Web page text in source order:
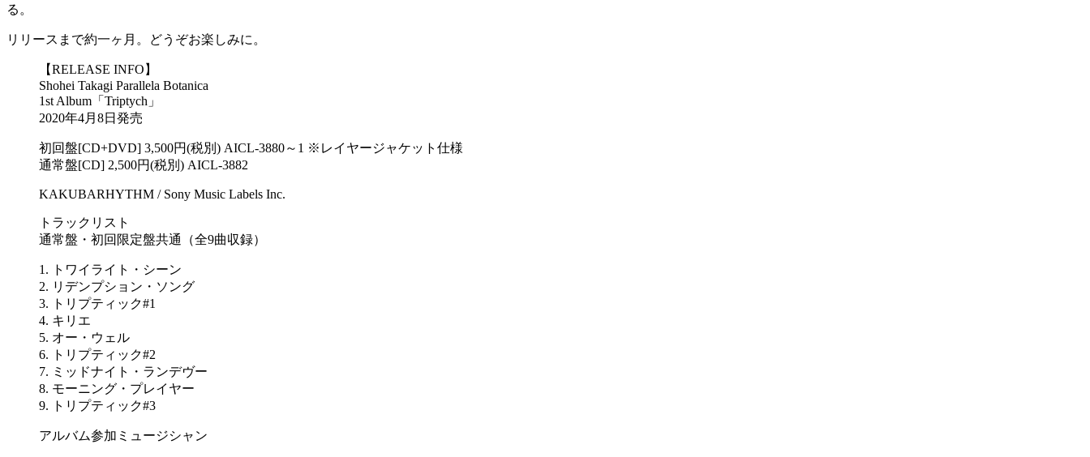
る。
リリースまで約一ヶ月。どうぞお楽しみに。
【RELEASE INFO】
Shohei Takagi Parallela Botanica
1st Album「Triptych」
2020年4月8日発売
初回盤[CD+DVD] 3,500円(税別) AICL-3880～1 ※レイヤージャケット仕様
通常盤[CD] 2,500円(税別) AICL-3882
KAKUBARHYTHM / Sony Music Labels Inc.
トラックリスト
通常盤・初回限定盤共通（全9曲収録）
1. トワイライト・シーン
2. リデンプション・ソング
3. トリプティック#1
4. キリエ
5. オー・ウェル
6. トリプティック#2
7. ミッドナイト・ランデヴー
8. モーニング・プレイヤー
9. トリプティック#3
アルバム参加ミュージシャン